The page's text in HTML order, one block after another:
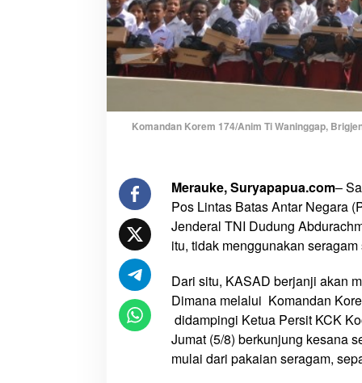
a
m
d
a
n
e
r
a
t
a
n
e
k
l
a
h
Komandan Korem 174/Anim Ti Waninggap,
Merauke, Suryapapua.com–
Pos Lintas Batas Antar Negara
Jenderal TNI Dudung
itu, tidak menggunakan
Dari situ, KASAD berjanji akan
Dimana melalui Komandan
didampingi Ketua Persit KCK
Jumat (5/8) berkunjung kesana
mulai dari pakaian seragam,